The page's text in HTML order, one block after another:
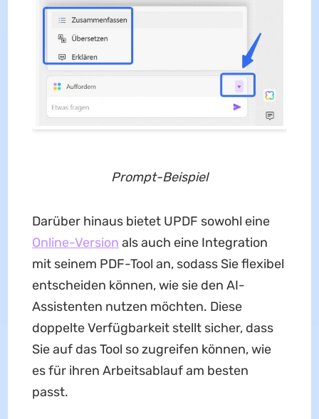
Prompt-Beispiel
Darüber hinaus bietet UPDF sowohl eine
Online-Version als auch eine Integration
mit seinem PDF-Tool an, sodass Sie flexibel
entscheiden können, wie sie den AI-
Assistenten nutzen möchten. Diese
doppelte Verfügbarkeit stellt sicher, dass
Sie auf das Tool so zugreifen können, wie
es für ihren Arbeitsablauf am besten
passt.